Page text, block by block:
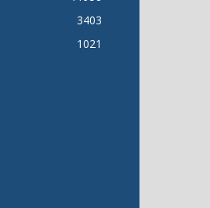
3403
1021